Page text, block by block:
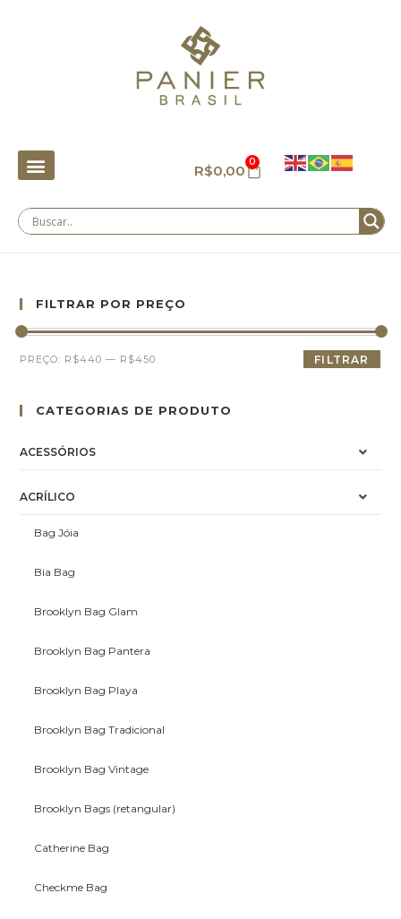
R$0,00 0
FILTRAR POR PREÇO
FILTRAR
PREÇO: R$440 — R$450
CATEGORIAS DE PRODUTO
ACESSÓRIOS
ACRÍLICO
Bag Jóia
Bia Bag
Brooklyn Bag Glam
Brooklyn Bag Pantera
Brooklyn Bag Playa
Brooklyn Bag Tradicional
Brooklyn Bag Vintage
Brooklyn Bags (retangular)
Catherine Bag
Checkme Bag